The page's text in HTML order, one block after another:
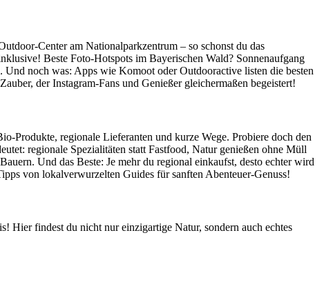
Center am Nationalparkzentrum – so schonst du das
Beste Foto-Hotspots im Bayerischen Wald? Sonnenaufgang
noch was: Apps wie Komoot oder Outdooractive listen die besten
der Instagram-Fans und Genießer gleichermaßen begeistert!
Produkte, regionale Lieferanten und kurze Wege. Probiere doch den
regionale Spezialitäten statt Fastfood, Natur genießen ohne Müll
Und das Beste: Je mehr du regional einkaufst, desto echter wird
von lokalverwurzelten Guides für sanften Abenteuer-Genuss!
Hier findest du nicht nur einzigartige Natur, sondern auch echtes